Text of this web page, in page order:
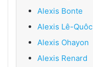
Alexis Bonte
Alexis Lê-Quôc
Alexis Ohayon
Alexis Renard